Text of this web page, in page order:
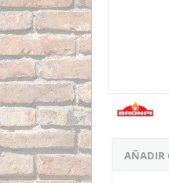
AÑADIR